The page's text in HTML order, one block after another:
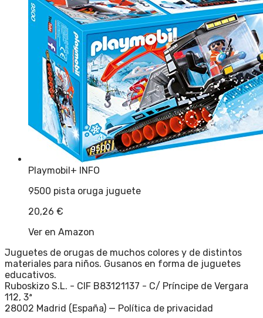
Playmobil+ INFO
9500 pista oruga juguete
20,26 €
Ver en Amazon
Juguetes de orugas de muchos colores y de distintos
materiales para niños. Gusanos en forma de juguetes
educativos.
Ruboskizo S.L. - CIF B83121137 - C/ Príncipe de Vergara
112, 3ª
28002 Madrid (España) — Política de privacidad